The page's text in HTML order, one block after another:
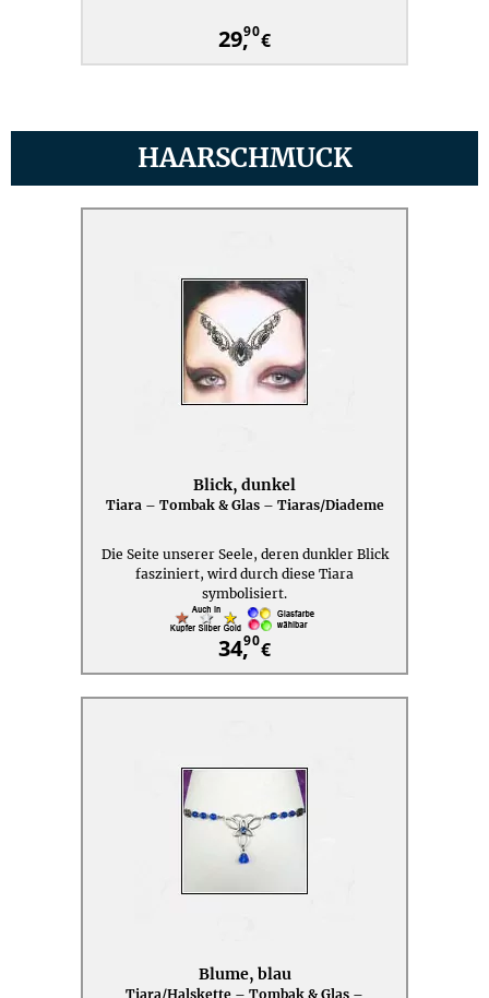
29,90€
HAARSCHMUCK
Blick, dunkel
Tiara – Tombak & Glas – Tiaras/Diademe
Die Seite unserer Seele, deren dunkler Blick
fasziniert, wird durch diese Tiara
symbolisiert.
34,90€
Blume, blau
Tiara/Halskette – Tombak & Glas –